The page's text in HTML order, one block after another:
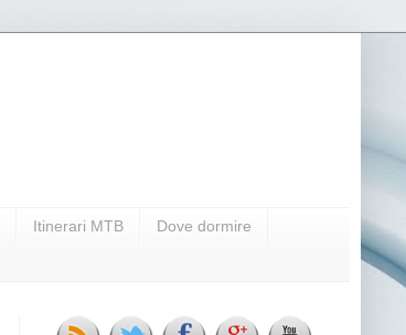
Itinerari MTB Dove dormire